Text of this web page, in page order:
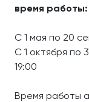
время работы:
С 1 мая по 20
С 1 октября по
19:00
Время работы